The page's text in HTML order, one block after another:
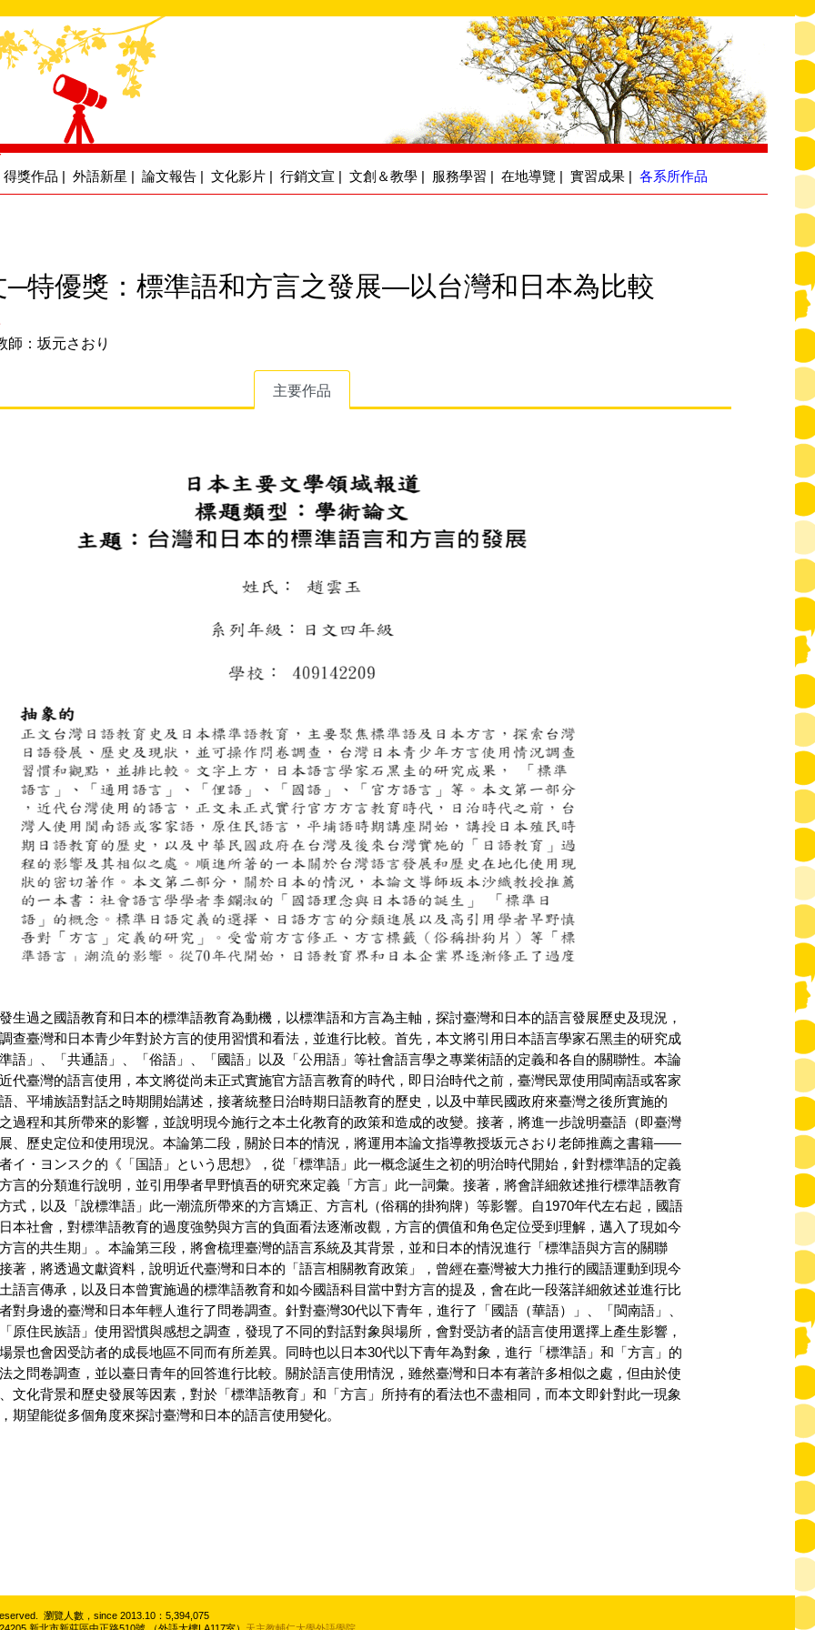
得獎作品 | 外語新星 | 論文報告 | 文化影片 | 行銷文宣 | 文創＆教學 | 服務學習 | 在地導覽 | 實習成果 | 各系所作品
─特優獎：標準語和方言之發展—以台灣和日本為比較
：坂元さおり
主要作品
生過之國語教育和日本的標準語教育為動機，以標準語和方言為主軸，探討臺灣和日本的語言發展歷史及現況，
查臺灣和日本青少年對於方言的使用習慣和看法，並進行比較。首先，本文將引用日本語言學家石黑圭的研究成
語」、「共通語」、「俗語」、「國語」以及「公用語」等社會語言學之專業術語的定義和各自的關聯性。本論
代臺灣的語言使用，本文將從尚未正式實施官方語言教育的時代，即日治時代之前，臺灣民眾使用閩南語或客家
、平埔族語對話之時期開始講述，接著統整日治時期日語教育的歷史，以及中華民國政府來臺灣之後所實施的
過程和其所帶來的影響，並說明現今施行之本土化教育的政策和造成的改變。接著，將進一步說明臺語（即臺灣
、歷史定位和使用現況。本論第二段，關於日本的情況，將運用本論文指導教授坂元さおり老師推薦之書籍——
イ・ヨンスク的《「国語」という思想》，從「標準語」此一概念誕生之初的明治時代開始，針對標準語的定義
言的分類進行說明，並引用學者早野慎吾的研究來定義「方言」此一詞彙。接著，將會詳細敘述推行標準語教育
式，以及「說標準語」此一潮流所帶來的方言矯正、方言札（俗稱的掛狗牌）等影響。自1970年代左右起，國語
本社會，對標準語教育的過度強勢與方言的負面看法逐漸改觀，方言的價值和角色定位受到理解，邁入了現如今
言的共生期」。本論第三段，將會梳理臺灣的語言系統及其背景，並和日本的情況進行「標準語與方言的關聯
著，將透過文獻資料，說明近代臺灣和日本的「語言相關教育政策」，曾經在臺灣被大力推行的國語運動到現今
語言傳承，以及日本曾實施過的標準語教育和如今國語科目當中對方言的提及，會在此一段落詳細敘述並進行比
對身邊的臺灣和日本年輕人進行了問卷調查。針對臺灣30代以下青年，進行了「國語（華語）」、「閩南語」、
原住民族語」使用習慣與感想之調查，發現了不同的對話對象與場所，會對受訪者的語言使用選擇上產生影響，
景也會因受訪者的成長地區不同而有所差異。同時也以日本30代以下青年為對象，進行「標準語」和「方言」的
之問卷調查，並以臺日青年的回答進行比較。關於語言使用情況，雖然臺灣和日本有著許多相似之處，但由於使
文化背景和歷史發展等因素，對於「標準語教育」和「方言」所持有的看法也不盡相同，而本文即針對此一現象
期望能從多個角度來探討臺灣和日本的語言使用變化。
瀏覽人數，since 2013.10：5,394,075